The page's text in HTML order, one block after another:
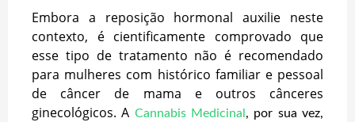
Embora a reposição hormonal auxilie neste
contexto, é cientificamente comprovado que
esse tipo de tratamento não é recomendado
para mulheres com histórico familiar e pessoal
de câncer de mama e outros cânceres
ginecológicos. A Cannabis Medicinal , por sua vez,